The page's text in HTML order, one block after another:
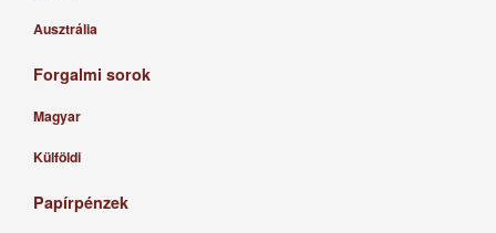
Ausztrália
Forgalmi sorok
Magyar
Külföldi
Papírpénzek